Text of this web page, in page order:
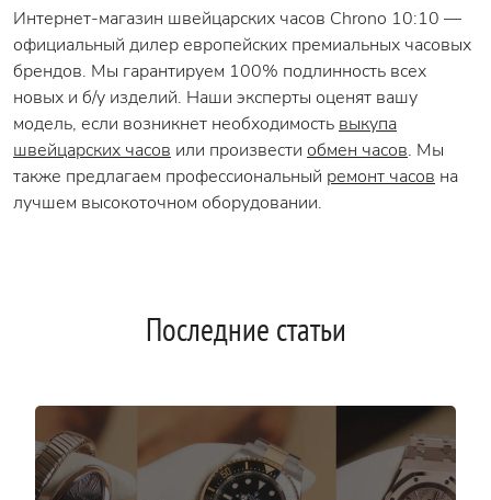
Интернет-магазин швейцарских часов Chrono 10:10 —
официальный дилер европейских премиальных часовых
брендов. Мы гарантируем 100% подлинность всех
новых и б/у изделий. Наши эксперты оценят вашу
модель, если возникнет необходимость выкупа
швейцарских часов или произвести обмен часов. Мы
также предлагаем профессиональный ремонт часов на
лучшем высокоточном оборудовании.
Последние статьи